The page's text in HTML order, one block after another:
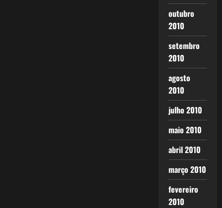
outubro
2010
setembro
2010
agosto
2010
julho 2010
maio 2010
abril 2010
março 2010
fevereiro
2010